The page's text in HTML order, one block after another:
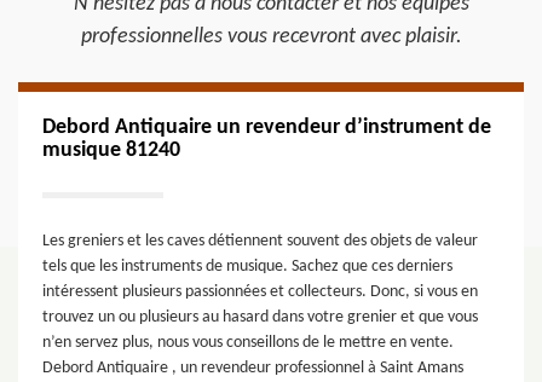
professionnelles vous recevront avec plaisir.
Debord Antiquaire un revendeur d’instrument de
musique 81240
Les greniers et les caves détiennent souvent des objets de valeur
tels que les instruments de musique. Sachez que ces derniers
intéressent plusieurs passionnées et collecteurs. Donc, si vous en
trouvez un ou plusieurs au hasard dans votre grenier et que vous
n’en servez plus, nous vous conseillons de le mettre en vente.
Debord Antiquaire , un revendeur professionnel à Saint Amans